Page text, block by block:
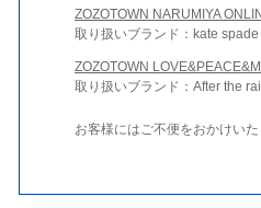
ZOZOTOWN NARUMIYA
取り扱いブランド：kate
ZOZOTOWN
取り扱いブランド：After the
お客様にはご不便をおかけい